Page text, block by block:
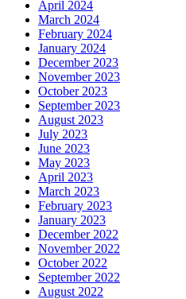
April 2024
March 2024
February 2024
January 2024
December 2023
November 2023
October 2023
September 2023
August 2023
July 2023
June 2023
May 2023
April 2023
March 2023
February 2023
January 2023
December 2022
November 2022
October 2022
September 2022
August 2022